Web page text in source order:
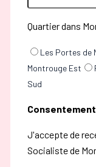
Quartier dans
Les Portes de
Montrouge Est
Sud
J'accepte de
Socialiste de